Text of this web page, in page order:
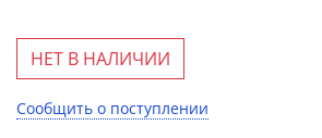
НЕТ В НАЛИЧИИ
Сообщить о поступлении